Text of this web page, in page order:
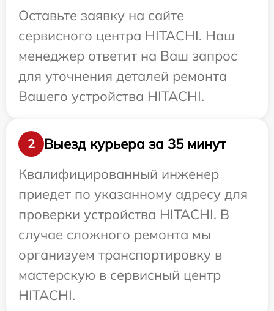
Оставьте заявку на сайте
сервисного центра HITACHI. Наш
менеджер ответит на Ваш запрос
для уточнения деталей ремонта
Вашего устройства HITACHI.
2
Выезд курьера за 35 минут
Квалифицированный инженер
приедет по указанному адресу для
проверки устройства HITACHI. В
случае сложного ремонта мы
организуем транспортировку в
мастерскую в сервисный центр
HITACHI.